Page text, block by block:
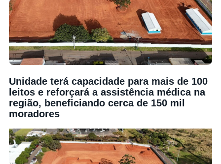
Unidade terá capacidade para mais de 100
leitos e reforçará a assistência médica na
região, beneficiando cerca de 150 mil
moradores